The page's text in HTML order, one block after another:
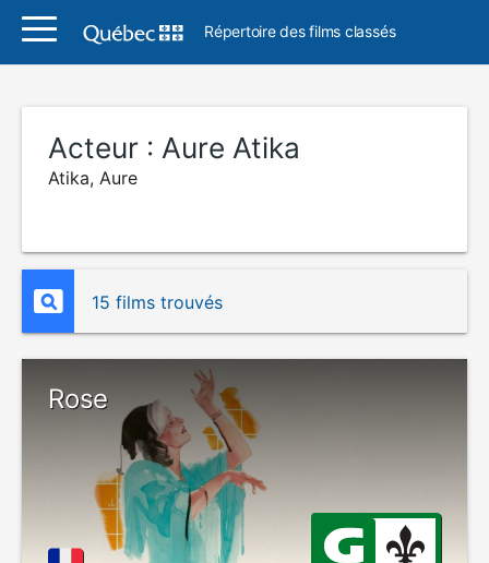
Répertoire des films classés
Acteur : Aure Atika
Atika, Aure
15 films trouvés
Rose